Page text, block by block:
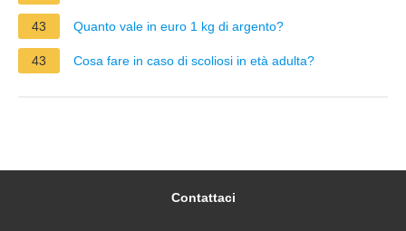
43 Quanto vale in euro 1 kg di argento?
43 Cosa fare in caso di scoliosi in età adulta?
Contattaci